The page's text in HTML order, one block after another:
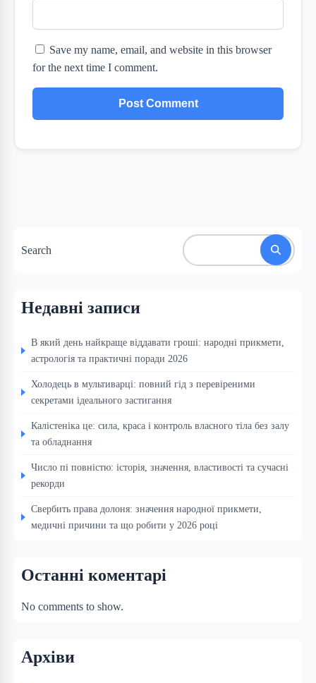
Save my name, email, and website in this browser
for the next time I comment.
Search
Недавні записи
В який день найкраще віддавати гроші: народні прикмети,
астрологія та практичні поради 2026
Холодець в мультиварці: повний гід з перевіреними
секретами ідеального застигання
Калістеніка це: сила, краса і контроль власного тіла без залу
та обладнання
Число пі повністю: історія, значення, властивості та сучасні
рекорди
Свербить права долоня: значення народної прикмети,
медичні причини та що робити у 2026 році
Останні коментарі
No comments to show.
Архіви